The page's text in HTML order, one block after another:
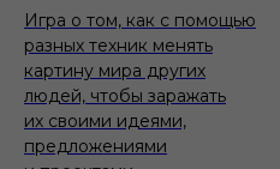
Игра о том, как с помощью
разных техник менять
картину мира других
людей, чтобы заражать
их своими идеями,
предложениями